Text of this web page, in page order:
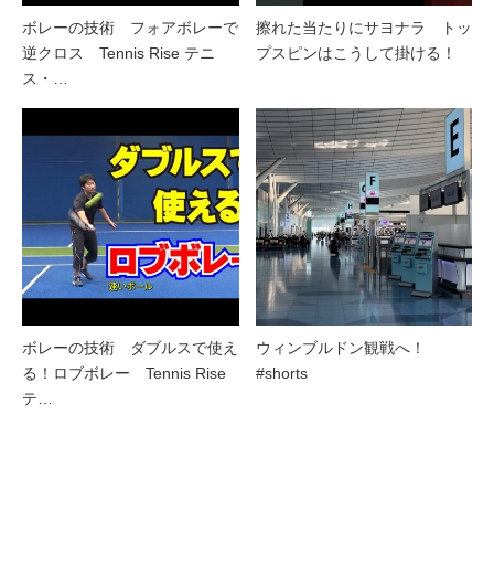
ボレーの技術 フォアボレーで
逆クロス Tennis Rise テニ
ス・…
擦れた当たりにサヨナラ トッ
プスピンはこうして掛ける！
ボレーの技術 ダブルスで使え
る！ロブボレー Tennis Rise
テ…
ウィンブルドン観戦へ！
#shorts